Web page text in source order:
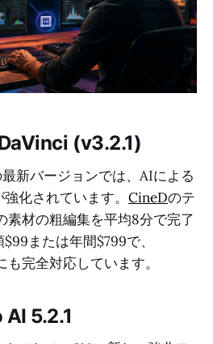
(v3.2.1)
新バージョンでは、AIによる
化されています。 CineDのテ
素材の粗編集を平均8分で完了
または年間$799で、
完全対応しています。
5.2.1